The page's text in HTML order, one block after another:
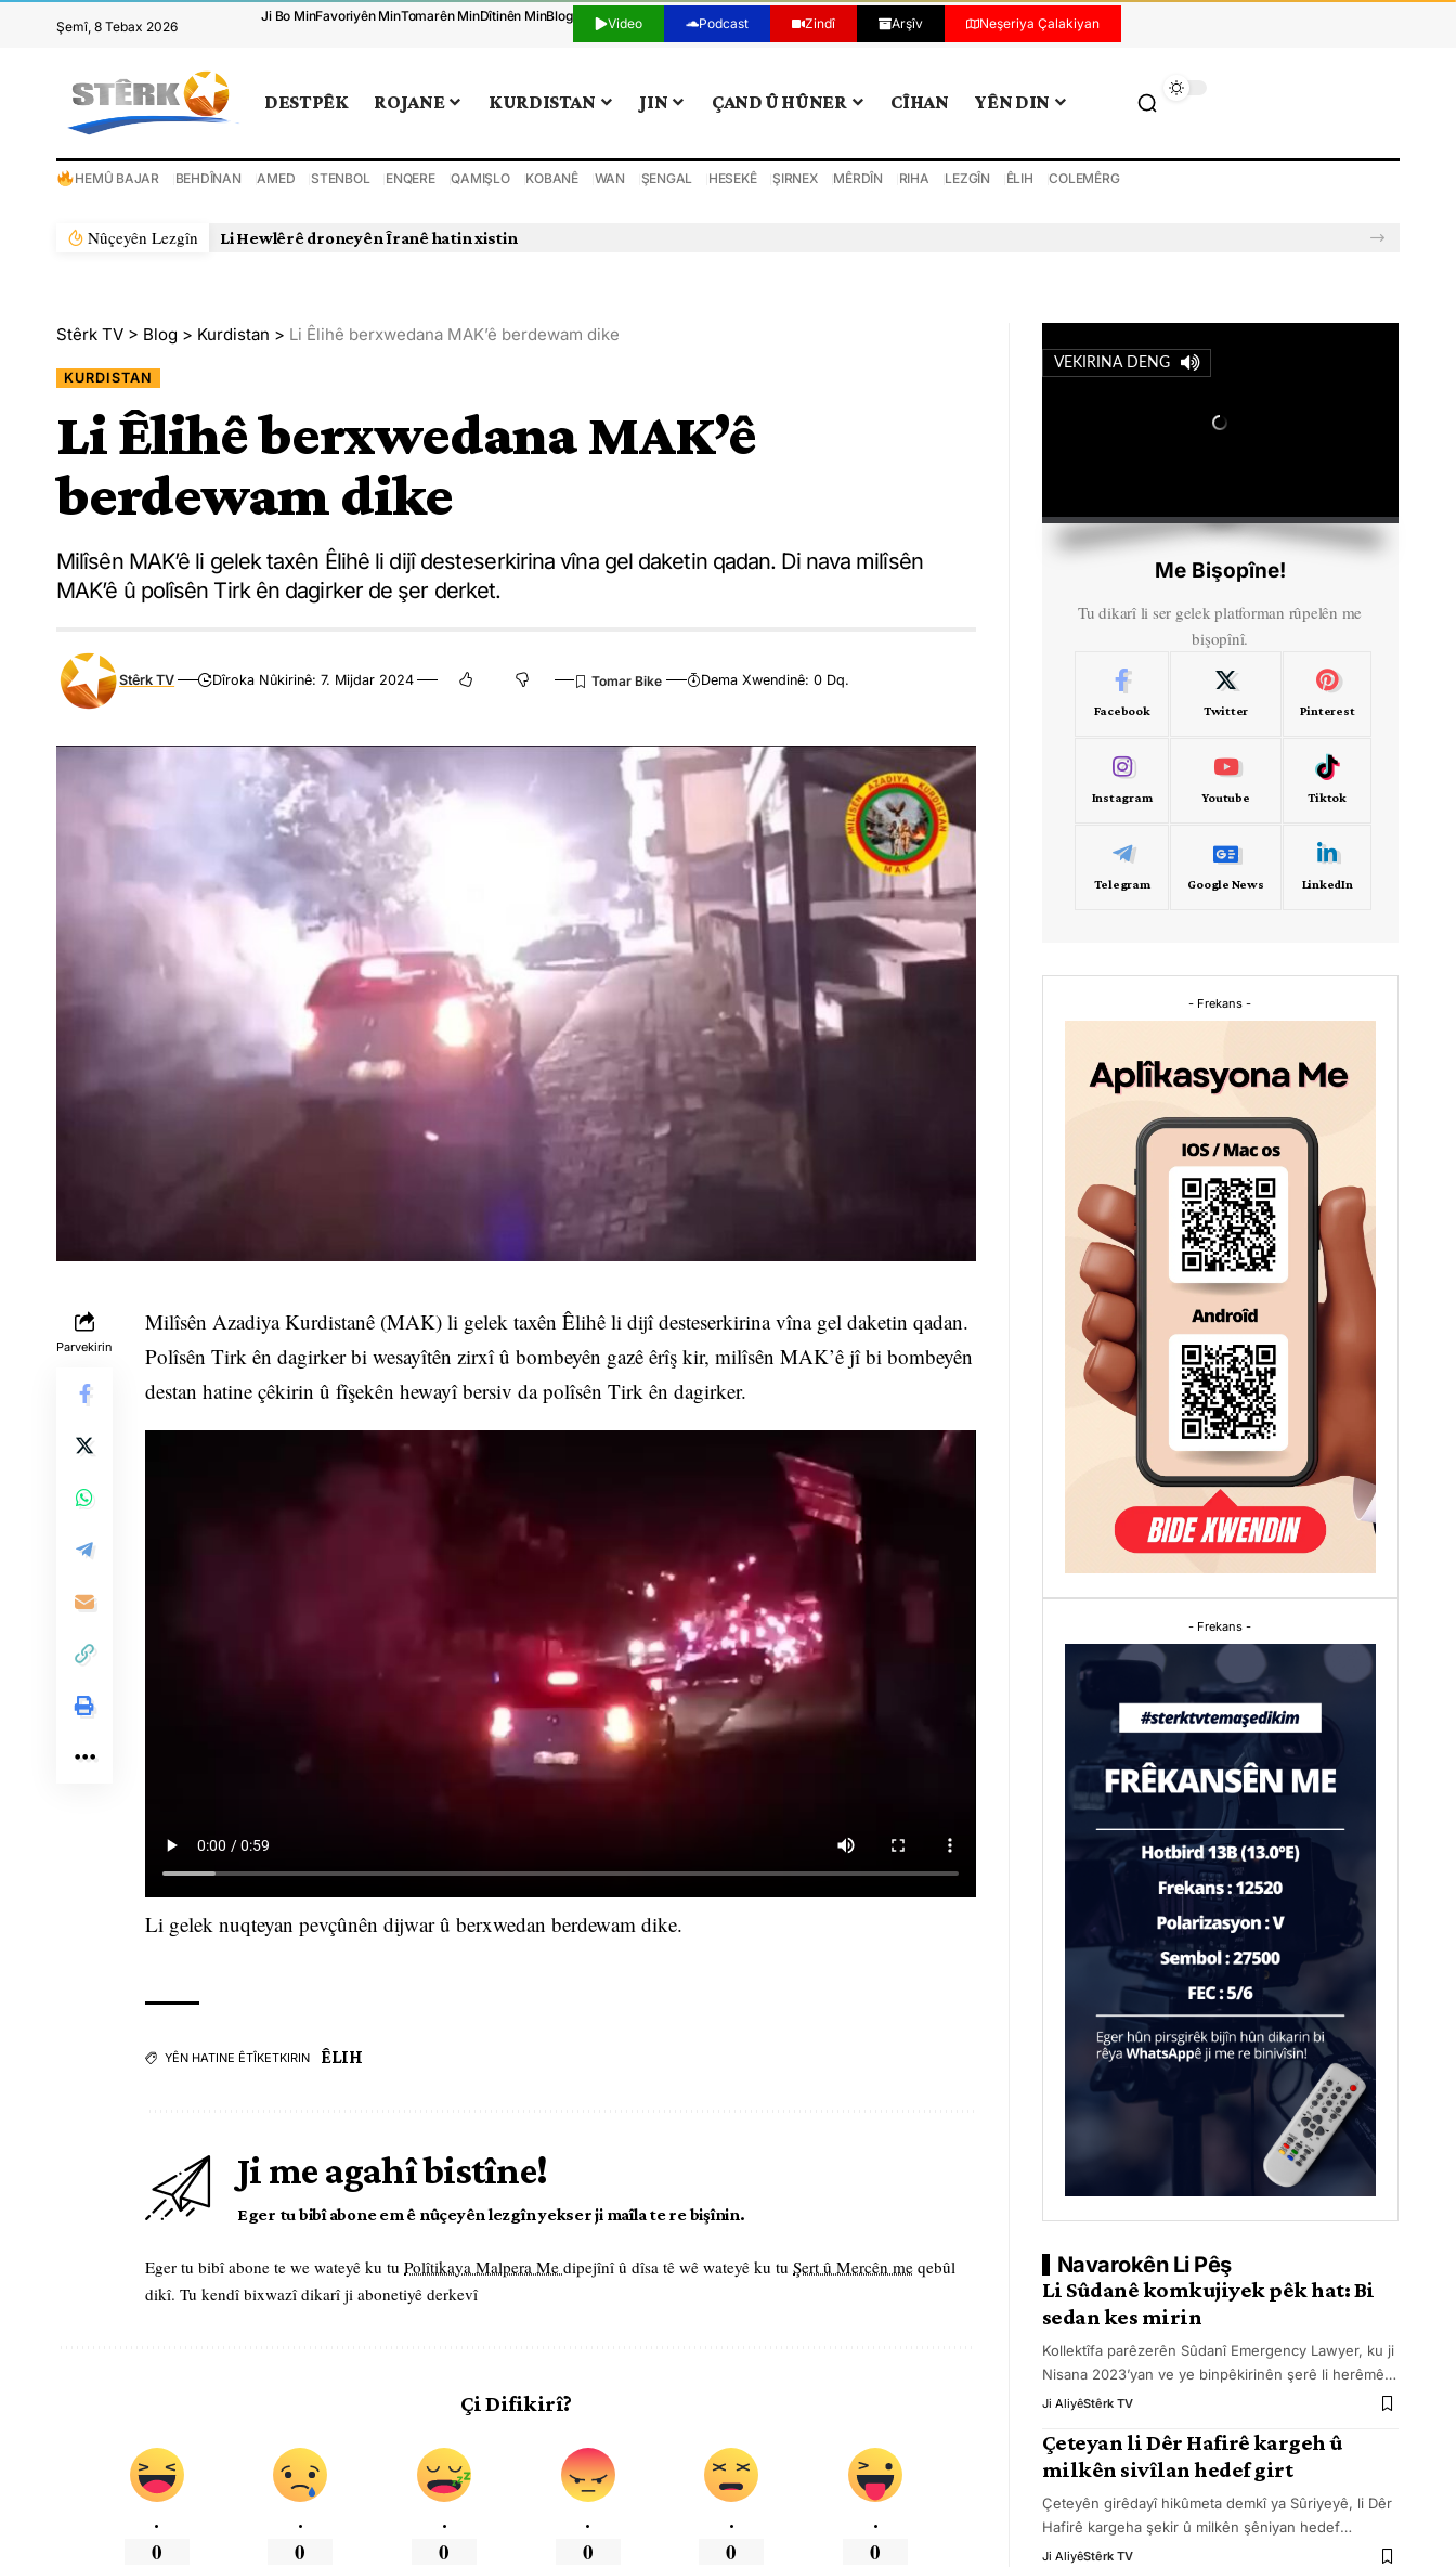
Şemî, 8 Tebax 2026
Ji Bo MinFavoriyên MinTomarên MinDîtinên MinBlog Video Podcast Zindî Arşîv Neşeriya Çalakiyan
DESTPÊK ROJANE KURDISTAN JIN ÇAND Û HÛNER CÎHAN YÊN DIN
HEMÛ BAJAR BEHDÎNAN AMED STENBOL ENQERE QAMIŞLO KOBANÊ WAN ŞENGAL HESEKÊ ŞIRNEX MÊRDÎN RIHA LEZGÎN ÊLIH COLEMÊRG
Nûçeyên Lezgîn Li Hewlêrê droneyên Îranê hatin xistin
Stêrk TV > Blog > Kurdistan > Li Êlihê berxwedana MAK’ê berdewam dike
KURDISTAN
Li Êlihê berxwedana MAK’ê
berdewam dike
Milîsên MAK’ê li gelek taxên Êlihê li dijî desteserkirina vîna gel daketin qadan. Di nava milîsên
MAK’ê û polîsên Tirk ên dagirker de şer derket.
Stêrk TV Dîroka Nûkirinê: 7. Mijdar 2024 Dema Xwendinê: 0 Dq.
Parvekirin
Milîsên Azadiya Kurdistanê (MAK) li gelek taxên Êlihê li dijî desteserkirina vîna gel daketin qadan.
Polîsên Tirk ên dagirker bi wesayîtên zirxî û bombeyên gazê êrîş kir, milîsên MAK’ê jî bi bombeyên
destan hatine çêkirin û fîşekên hewayî bersiv da polîsên Tirk ên dagirker.
Li gelek nuqteyan pevçûnên dijwar û berxwedan berdewam dike.
YÊN HATINE ÊTÎKETKIRIN ÊLIH
Ji me agahî bistîne!
Eger tu bibî abone em ê nûçeyên lezgîn yekser ji maîla te re bişînin.
Eger tu bibî abone te we wateyê ku tu Polîtikaya Malpera Me dipejînî û dîsa tê wê wateyê ku tu Şert û Mercên me qebûl
dikî. Tu kendî bixwazî dikarî ji abonetiyê derkevî
Çi Difikirî?
.
0
.
0
.
0
.
0
.
0
.
0
VEKIRINA DENG
Me Bişopîne!
Tu dikarî li ser gelek platforman rûpelên me
bişopînî.
Facebook Twitter Pinterest
Instagram Youtube Tiktok
Telegram Google News LinkedIn
- Frekans -
- Frekans -
Navarokên Li Pêş
Li Sûdanê komkujiyek pêk hat: Bi
sedan kes mirin
Kollektîfa parêzerên Sûdanî Emergency Lawyer, ku ji
Nisana 2023’yan ve ye binpêkirinên şerê li herêmê…
Ji AliyêStêrk TV
Çeteyan li Dêr Hafirê kargeh û
milkên sivîlan hedef girt
Çeteyên girêdayî hikûmeta demkî ya Sûriyeyê, li Dêr
Hafirê kargeha şekir û milkên şêniyan hedef…
Ji AliyêStêrk TV